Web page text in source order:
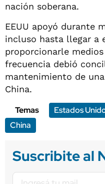
nación soberana.
EEUU apoyó durante
incluso hasta llegar a
proporcionarle
frecuencia debió
mantenimiento de
China.
Temas
Estados
China
Suscribite al